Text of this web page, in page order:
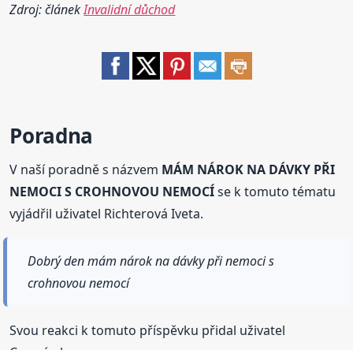
Zdroj: článekInvalidní důchod
Poradna
V naší poradně s názvem MÁM NÁROK NA DÁVKY PŘI
NEMOCI S CROHNOVOU NEMOCÍse k tomuto tématu
vyjádřil uživatel Richterová Iveta.
Dobrý den mám nárok na dávky při nemoci s
crohnovou nemocí
Svou reakci k tomuto příspěvku přidal uživatel